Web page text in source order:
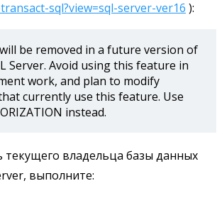
sql?view=sql-server-ver16 ):
be removed in a future version of
Server. Avoid using this feature in
work, and plan to modify
currently use this feature. Use
instead.
текущего владельца базы данных
выполните: